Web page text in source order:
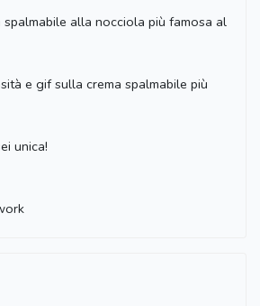
spalmabile alla nocciola più famosa al
e gif sulla crema spalmabile più